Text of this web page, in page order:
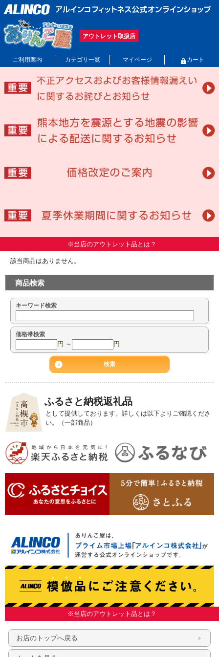
アウトレット取扱店
ご利用案内 カテゴリ一覧 マイページ カート
※当店のアウトレット品とは？
該当商品はありません。
商品検索
キーワード検索
価格帯検索
円 ～ 円
ふるさと納税返礼品
として提供しております。詳しくは以下よりご確認くださ
い。（一部商品）
※当店のアウトレット品とは？
お店のトップへ戻る